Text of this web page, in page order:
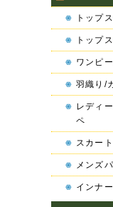
トップ
トップ
ワンピ
羽織り/
レディ
ペ
スカート
メンズ
インナ